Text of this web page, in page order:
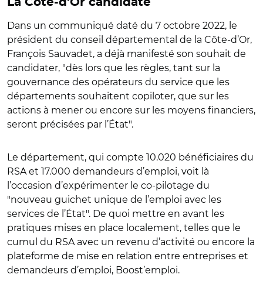
Dans un communiqué daté du 7 octobre 2022, le
président du conseil départemental de la Côte-d’Or,
François Sauvadet, a déjà manifesté son souhait de
candidater, "dès lors que les règles, tant sur la
gouvernance des opérateurs du service que les
départements souhaitent copiloter, que sur les
actions à mener ou encore sur les moyens financiers,
seront précisées par l’État".
Le département, qui compte 10.020 bénéficiaires du
RSA et 17.000 demandeurs d’emploi, voit là
l’occasion d’expérimenter le co-pilotage du
"nouveau guichet unique de l’emploi avec les
services de l’État". De quoi mettre en avant les
pratiques mises en place localement, telles que le
cumul du RSA avec un revenu d’activité ou encore la
plateforme de mise en relation entre entreprises et
demandeurs d’emploi, Boost’emploi.